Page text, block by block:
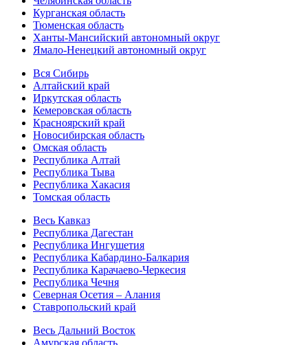
Курганская область
Тюменская область
Ханты-Мансийский автономный округ
Ямало-Ненецкий автономный округ
Вся Сибирь
Алтайский край
Иркутская область
Кемеровская область
Красноярский край
Новосибирская область
Омская область
Республика Алтай
Республика Тыва
Республика Хакасия
Томская область
Весь Кавказ
Республика Дагестан
Республика Ингушетия
Республика Кабардино-Балкария
Республика Карачаево-Черкесия
Республика Чечня
Северная Осетия – Алания
Ставропольский край
Весь Дальний Восток
Амурская область